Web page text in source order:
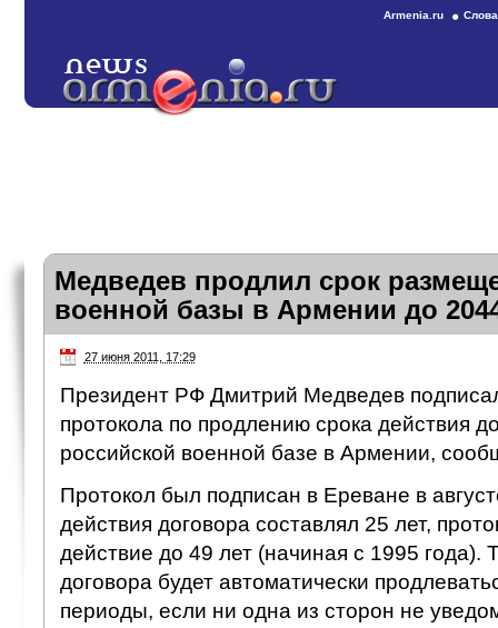
Armenia.ru
Медведев продлил срок
военной базы в Армении до
27 июня 2011, 17:29
Президент РФ Дмитрий Медведев
протокола по продлению срока действия
российской военной базе в Армении,
Протокол был подписан в Ереване в
действия договора составлял 25 лет,
действие до 49 лет (начиная с 1995 года).
договора будет автоматически
периоды, если ни одна из сторон не